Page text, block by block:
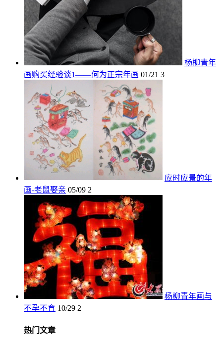
杨柳青年
画购买经验谈1——何为正宗年画 01/21 3
应时应景的年
画-老鼠娶亲 05/09 2
杨柳青年画与
不孕不育 10/29 2
热门文章